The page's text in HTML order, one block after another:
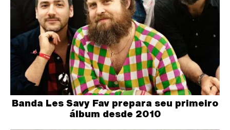
Banda Les Savy Fav prepara seu primeiro
álbum desde 2010